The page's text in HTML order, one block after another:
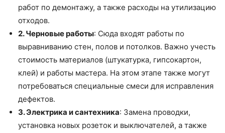
работ по демонтажу, а также расходы на утилизацию
отходов.
2. Черновые работы: Сюда входят работы по
выравниванию стен, полов и потолков. Важно учесть
стоимость материалов (штукатурка, гипсокартон,
клей) и работы мастера. На этом этапе также могут
потребоваться специальные смеси для исправления
дефектов.
3. Электрика и сантехника: Замена проводки,
установка новых розеток и выключателей, а также